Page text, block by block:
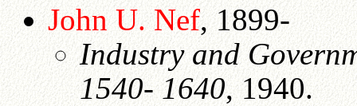
John U. Nef, 1899-
Industry and
1540- 1640, 1940.